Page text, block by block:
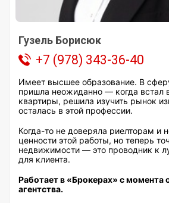
Гузель Борисюк
+7 (978) 343-36-40
Имеет высшее образование. В
пришла неожиданно — когда встал
квартиры, решила изучить рынок
осталась в этой профессии.
Когда-то не доверяла риелторам и
ценности этой работы, но теперь
недвижимости — это проводник к
для клиента.
Работает в «Брокерах» с момента
агентства.